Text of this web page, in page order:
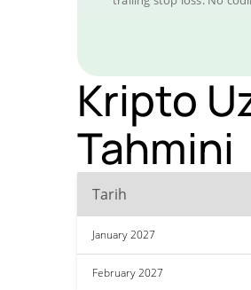
Kripto
Tahmini
Tarih
January 2027
February 2027